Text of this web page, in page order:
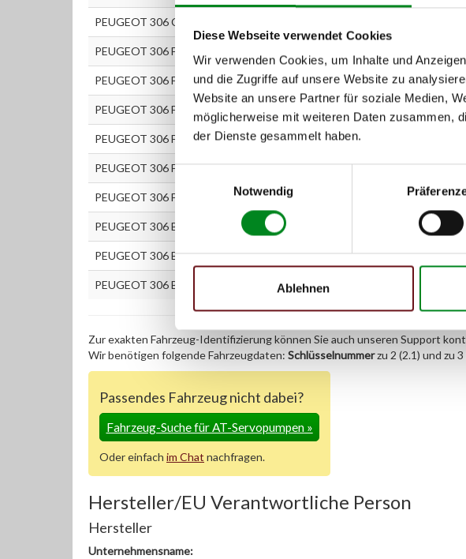
Diese Webseite verwendet Cookies
Wir verwenden Cookies, um Inhalte und
und die Zugriffe auf unsere Website zu
Website an unsere Partner für soziale Medien,
möglicherweise mit weiteren Daten zusammen,
der Dienste gesammelt haben.
Einwilligungsauswahl
Notwendig
Ablehnen
PEUGEOT 306 Cabrio (7D, N3, N5) 2.0 16V
PEUGEOT 306 Fließheck (7A, 7C, N3, N5) 1.8 D
PEUGEOT 306 Fließheck (7A, 7C, N3, N5) 1.9 D
PEUGEOT 306 Fließheck (7A, 7C, N3, N5) 1.9 DT
PEUGEOT 306 Fließheck (7A, 7C, N3, N5) 2.0 16V
PEUGEOT 306 Fließheck (7A, 7C, N3, N5) 2.0 S16
PEUGEOT 306 Fließheck (7A, 7C, N3, N5) 2.0 XSi
PEUGEOT 306 Break (7E, N3, N5) 1.9 D
PEUGEOT 306 Break (7E, N3, N5) 1.9 TD
PEUGEOT 306 Break (7E, N3, N5) 2.0
Zur exakten Fahrzeug-Identifizierung können Sie auch unseren Support
Wir benötigen folgende Fahrzeugdaten: Schlüsselnummerzu 2 (2.1) und zu
Passendes Fahrzeug nicht dabei?
Fahrzeug-Suche für AT-Servopumpen»
Oder einfach im Chat nachfragen.
Hersteller/EU Verantwortliche Person
Hersteller
Unternehmensname: